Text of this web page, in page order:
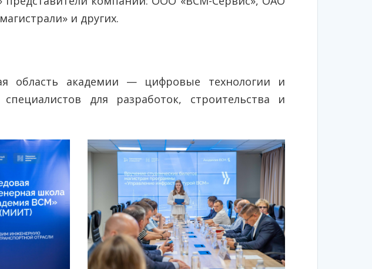
и других.
область академии — цифровые технологии и
для разработок, строительства и